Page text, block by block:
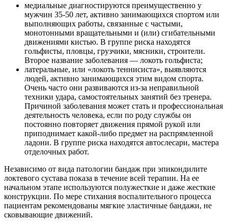
медиальные диагностируются преимущественно у
мужчин 35-50 лет, активно занимающихся спортом или
выполняющих работы, связанные с частыми,
монотонными вращательными и (или) сгибательными
движениями кистью. В группе риска находятся
гольфисты, пловцы, грузчики, мясники, строители.
Второе название заболевания — локоть гольфиста;
латеральные, или «локоть теннисиста», выявляются
людей, активно занимающихся этим видом спорта.
Очень часто они развиваются из-за неправильной
техники удара, самостоятельных занятий без тренера.
Причиной заболевания может стать и профессиональная
деятельность человека, если по роду службы он
постоянно повторяет движения прямой рукой или
приподнимает какой-либо предмет на распрямленной
ладони. В группе риска находятся автослесари, мастера
отделочных работ.
Независимо от вида патологии бандаж при эпикондилите
локтевого сустава показа в течение всей терапии. На ее
начальном этапе используются полужесткие и даже жесткие
конструкции. По мере стихания воспалительного процесса
пациентам рекомендованы мягкие эластичные бандажи, не
сковывающие движений.